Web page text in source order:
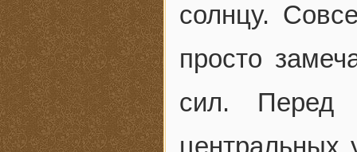
солнцу.
просто
сил. Перед
центральных